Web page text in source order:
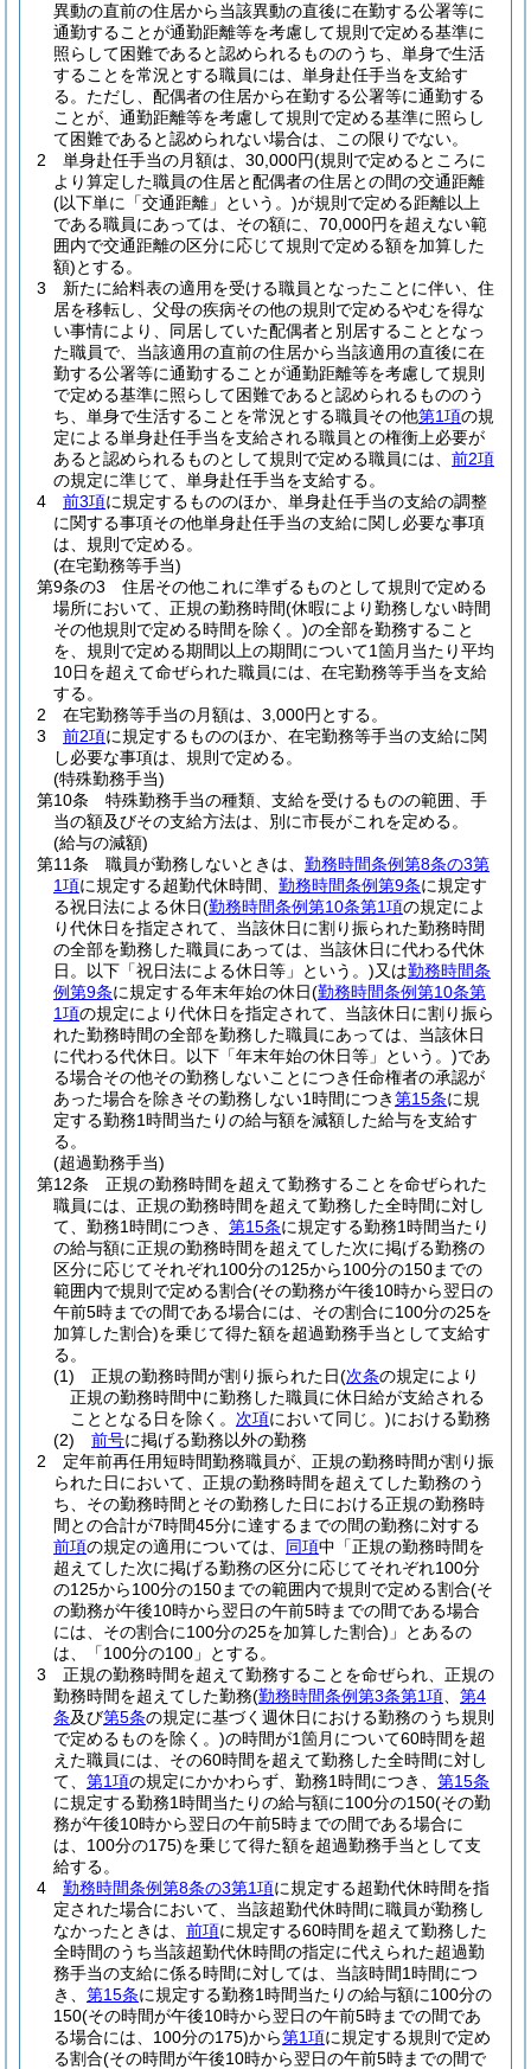
異動の直前の住居から当該異動の直後に在勤する公署等に
通勤することが通勤距離等を考慮して規則で定める基準に
照らして困難であると認められるもののうち、単身で生活
することを常況とする職員には、単身赴任手当を支給す
る。 ただし、配偶者の住居から在勤する公署等に通勤する
ことが、通勤距離等を考慮して規則で定める基準に照らし
て困難であると認められない場合は、この限りでない。
2
単身赴任手当の月額は、30,000円(規則で定めるところに
より算定した職員の住居と配偶者の住居との間の交通距離
(以下単に「交通距離」という。)が規則で定める距離以上
である職員にあっては、その額に、70,000円を超えない範
囲内で交通距離の区分に応じて規則で定める額を加算した
額)とする。
3
新たに給料表の適用を受ける職員となったことに伴い、住
居を移転し、父母の疾病その他の規則で定めるやむを得な
い事情により、同居していた配偶者と別居することとなっ
た職員で、当該適用の直前の住居から当該適用の直後に在
勤する公署等に通勤することが通勤距離等を考慮して規則
で定める基準に照らして困難であると認められるもののう
ち、単身で生活することを常況とする職員その他第1項の規
定による単身赴任手当を支給される職員との権衡上必要が
あると認められるものとして規則で定める職員には、 前2項
の規定に準じて、単身赴任手当を支給する。
4
前3項に規定するもののほか、単身赴任手当の支給の調整
に関する事項その他単身赴任手当の支給に関し必要な事項
は、規則で定める。
(在宅勤務等手当)
第9条の3
住居その他これに準ずるものとして規則で定める
場所において、正規の勤務時間(休暇により勤務しない時間
その他規則で定める時間を除く。)の全部を勤務すること
を、規則で定める期間以上の期間について1箇月当たり平均
10日を超えて命ぜられた職員には、在宅勤務等手当を支給
する。
2
在宅勤務等手当の月額は、3,000円とする。
3
前2項に規定するもののほか、在宅勤務等手当の支給に関
し必要な事項は、規則で定める。
(特殊勤務手当)
第10条
特殊勤務手当の種類、支給を受けるものの範囲、手
当の額及びその支給方法は、別に市長がこれを定める。
(給与の減額)
第11条
職員が勤務しないときは、 勤務時間条例第8条の3第
1項に規定する超勤代休時間、 勤務時間条例第9条に規定す
る祝日法による休日(勤務時間条例第10条第1項の規定によ
り代休日を指定されて、当該休日に割り振られた勤務時間
の全部を勤務した職員にあっては、当該休日に代わる代休
日。以下「祝日法による休日等」という。)又は勤務時間条
例第9条に規定する年末年始の休日(勤務時間条例第10条第
1項の規定により代休日を指定されて、当該休日に割り振ら
れた勤務時間の全部を勤務した職員にあっては、当該休日
に代わる代休日。以下「年末年始の休日等」という。)であ
る場合その他その勤務しないことにつき任命権者の承認が
あった場合を除きその勤務しない1時間につき第15条に規
定する勤務1時間当たりの給与額を減額した給与を支給す
る。
(超過勤務手当)
第12条
正規の勤務時間を超えて勤務することを命ぜられた
職員には、正規の勤務時間を超えて勤務した全時間に対し
て、勤務1時間につき、 第15条に規定する勤務1時間当たり
の給与額に正規の勤務時間を超えてした次に掲げる勤務の
区分に応じてそれぞれ100分の125から100分の150までの
範囲内で規則で定める割合(その勤務が午後10時から翌日の
午前5時までの間である場合には、その割合に100分の25を
加算した割合)を乗じて得た額を超過勤務手当として支給す
る。
(1)
正規の勤務時間が割り振られた日(次条の規定により
正規の勤務時間中に勤務した職員に休日給が支給される
こととなる日を除く。 次項において同じ。)における勤務
(2)
前号に掲げる勤務以外の勤務
2
定年前再任用短時間勤務職員が、正規の勤務時間が割り振
られた日において、正規の勤務時間を超えてした勤務のう
ち、その勤務時間とその勤務した日における正規の勤務時
間との合計が7時間45分に達するまでの間の勤務に対する
前項の規定の適用については、 同項中「正規の勤務時間を
超えてした次に掲げる勤務の区分に応じてそれぞれ100分
の125から100分の150までの範囲内で規則で定める割合(そ
の勤務が午後10時から翌日の午前5時までの間である場合
には、その割合に100分の25を加算した割合) 」とあるの
は、「100分の100」とする。
3
正規の勤務時間を超えて勤務することを命ぜられ、正規の
勤務時間を超えてした勤務(勤務時間条例第3条第1項
第4
条及び第5条の規定に基づく週休日における勤務のうち規則
で定めるものを除く。)の時間が1箇月について60時間を超
えた職員には、その60時間を超えて勤務した全時間に対し
て、 第1項の規定にかかわらず、勤務1時間につき、 第15条
に規定する勤務1時間当たりの給与額に100分の150(その勤
務が午後10時から翌日の午前5時までの間である場合に
は、100分の175)を乗じて得た額を超過勤務手当として支
給する。
4
勤務時間条例第8条の3第1項に規定する超勤代休時間を指
定された場合において、当該超勤代休時間に職員が勤務し
なかったときは、 前項に規定する60時間を超えて勤務した
全時間のうち当該超勤代休時間の指定に代えられた超過勤
務手当の支給に係る時間に対しては、当該時間1時間につ
き、 第15条に規定する勤務1時間当たりの給与額に100分の
150(その時間が午後10時から翌日の午前5時までの間であ
る場合には、100分の175)から第1項に規定する規則で定め
る割合(その時間が午後10時から翌日の午前5時までの間で